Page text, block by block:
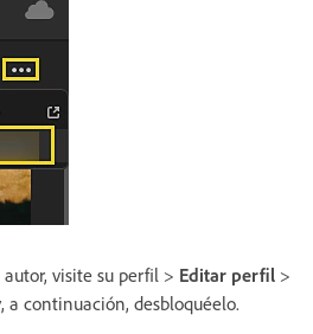
visite su perfil > Editar perfil >
a continuación, desbloquéelo.